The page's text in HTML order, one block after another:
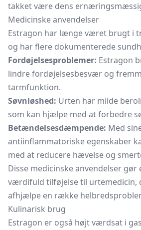
takket være dens
Medicinske anvendelser
Estragon har længe været brugt i
og har flere dokumenterede
Fordøjelsesproblemer: Estragon
lindre fordøjelsesbesvær og
tarmfunktion.
Søvnløshed: Urten har milde
som kan hjælpe med at forbedre
Betændelsesdæmpende: Med
antiinflammatoriske egenskaber
med at reducere hævelse og
Disse medicinske anvendelser gør
værdifuld tilføjelse til urtemedicin,
afhjælpe en række
Kulinarisk brug
Estragon er også højt værdsat i